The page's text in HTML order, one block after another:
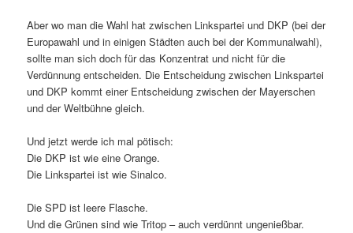
Aber wo man die Wahl hat zwischen Linkspartei und DKP (bei der
Europawahl und in einigen Städten auch bei der Kommunalwahl),
sollte man sich doch für das Konzentrat und nicht für die
Verdünnung entscheiden. Die Entscheidung zwischen Linkspartei
und DKP kommt einer Entscheidung zwischen der Mayerschen
und der Weltbühne gleich.
Und jetzt werde ich mal pötisch:
Die DKP ist wie eine Orange.
Die Linkspartei ist wie Sinalco.
Die SPD ist leere Flasche.
Und die Grünen sind wie Tritop – auch verdünnt ungenießbar.